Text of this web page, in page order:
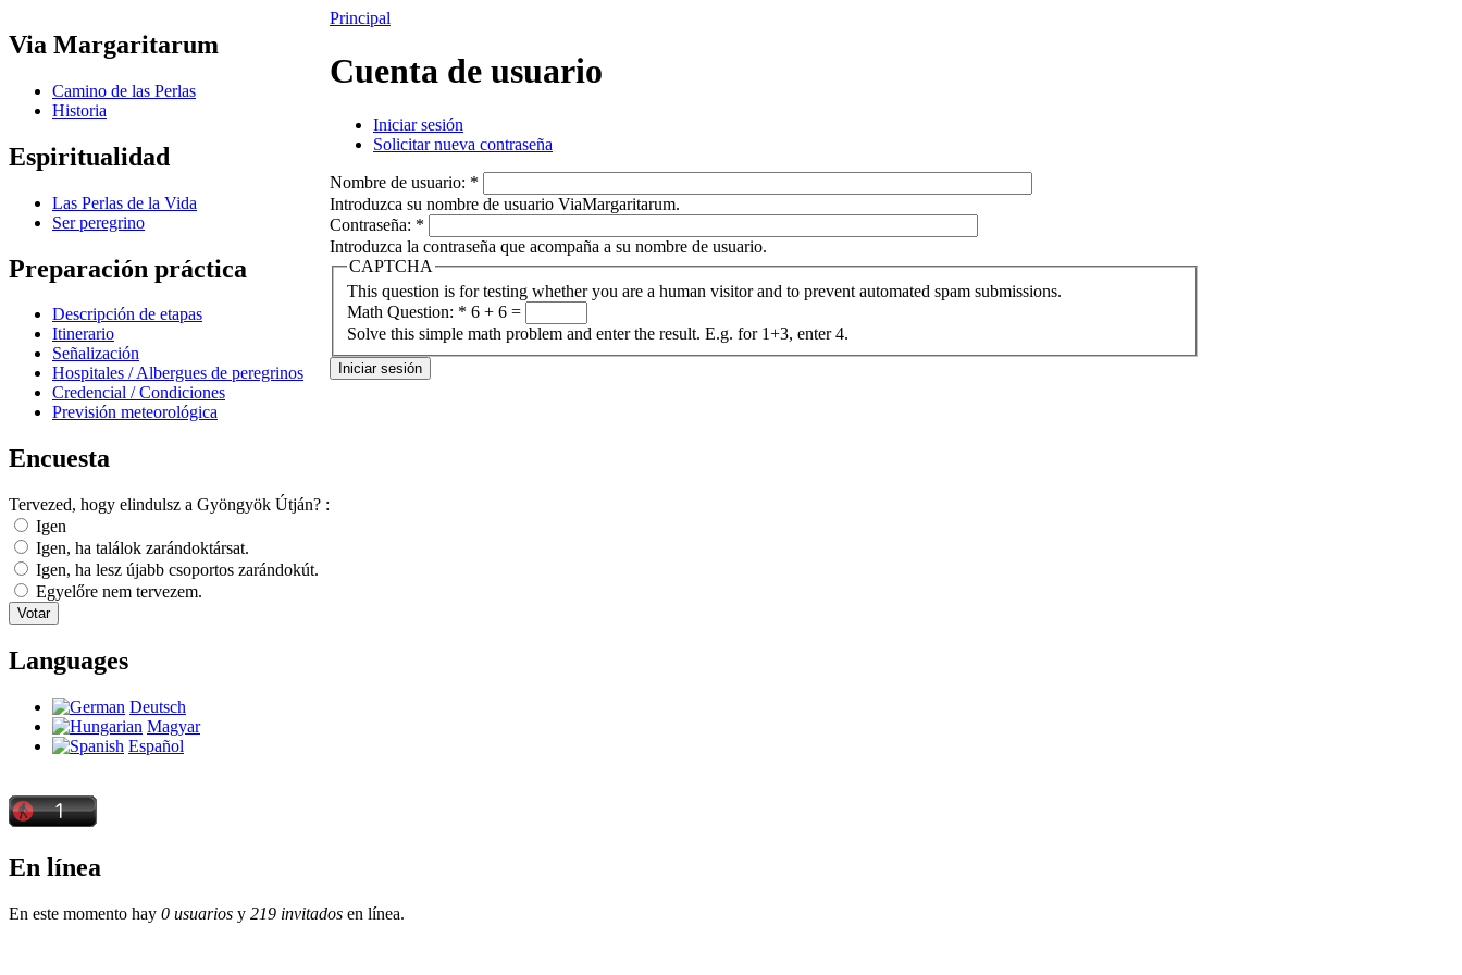
Via Margaritarum
Camino de las Perlas
Historia
Espiritualidad
Las Perlas de la Vida
Ser peregrino
Preparación práctica
Descripción de etapas
Itinerario
Señalización
Hospitales / Albergues de peregrinos
Credencial / Condiciones
Previsión meteorológica
Encuesta
Tervezed, hogy elindulsz a Gyöngyök Útján? :
Igen
Igen, ha találok zarándoktársat.
Igen, ha lesz újabb csoportos zarándokút.
Egyelőre nem tervezem.
Languages
Deutsch
Magyar
Español
Principal
Cuenta de usuario
Iniciar sesión
Solicitar nueva contraseña
Nombre de usuario: *
Introduzca su nombre de usuario ViaMargaritarum.
Contraseña: *
Introduzca la contraseña que acompaña a su nombre de usuario.
CAPTCHA
This question is for testing whether you are a human visitor and to prevent automated spam submissions.
Math Question: * 6 + 6 =
Solve this simple math problem and enter the result. E.g. for 1+3, enter 4.
En línea
En este momento hay 0 usuarios y 219 invitados en línea.